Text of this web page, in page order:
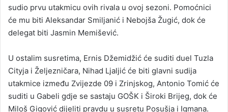
sudio prvu utakmicu ovih rivala u ovoj sezoni. Pomoćnici
će mu biti Aleksandar Smiljanić i Nebojša Žugić, dok će
delegat biti Jasmin Memišević.
U ostalim susretima, Ernis Džemidžić će suditi duel Tuzla
Cityja i Željezničara, Nihad Ljaljić će biti glavni sudija
utakmice između Zvijezde 09 i Zrinjskog, Antonio Tomić će
suditi u Gabeli gdje se sastaju GOŠK i Široki Brijeg, dok će
Miloš Gigović dijeliti pravdu u susretu Posušja i Igmana.